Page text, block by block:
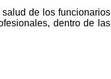
de los funcionarios
dentro de las